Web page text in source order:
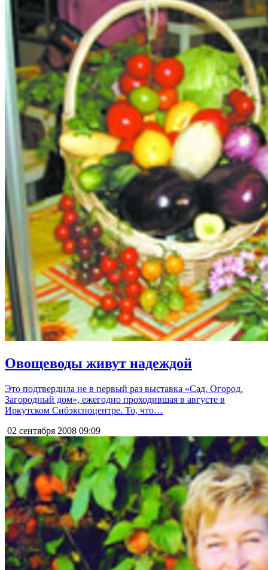
Овощеводы живут надеждой
Это подтвердила не в первый раз выставка «Сад. Огород.
Загородный дом», ежегодно проходившая в августе в
Иркутском Сибэкспоцентре. То, что…
02 сентября 2008 09:09